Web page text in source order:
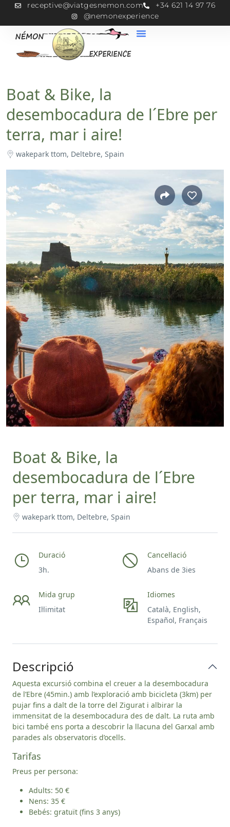
receptive@viatgesnemon.com
+34 621 14 97 76
@nemonexperience
Boat & Bike, la
desembocadura de l´Ebre per
terra, mar i aire!
wakepark ttom, Deltebre, Spain
Boat & Bike, la
desembocadura de l´Ebre
per terra, mar i aire!
wakepark ttom, Deltebre, Spain
Duració
3h.
Cancel·lació
Abans de 3ies
Mida grup
Il·limitat
Idiomes
Català, English,
Español, Français
Descripció
Aquesta excursió combina el creuer a la desembocadura
de l’Ebre (45min.) amb l’exploració amb bicicleta (3km) per
pujar fins a dalt de la torre del Zigurat i albirar la
immensitat de la desembocadura des de dalt. La ruta amb
bici també ens porta a descobrir la llacuna del Garxal amb
parades als observatoris d’ocells.
Tarifas
Preus per persona:
Adults: 50 €
Nens: 35 €
Bebés: gratuït (fins 3 anys)